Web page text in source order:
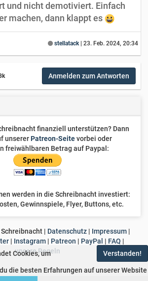
und nicht demotiviert. Einfach
machen, dann klappt es
stellatack| 23. Feb. 2024, 20:34
Anmelden zum Antworten
finanziell unterstützen? Dann
unsererPatreon-Seitevorbei oder
freiwählbaren Betrag auf Paypal:
werden in die Schreibnacht investiert:
Gewinnspiele, Flyer, Buttons, etc.
Schreibnacht | Datenschutz | Impressum |
| Instagram | Patreon | PayPal | FAQ |
unsere Regeln
Verstanden!
Cookies, um
die besten Erfahrungen auf unserer Website